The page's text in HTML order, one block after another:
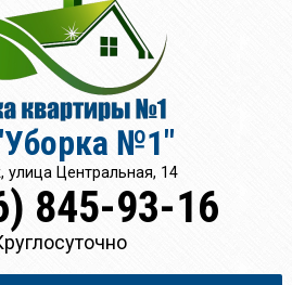
№1"
Центральная, 14
845-93-16